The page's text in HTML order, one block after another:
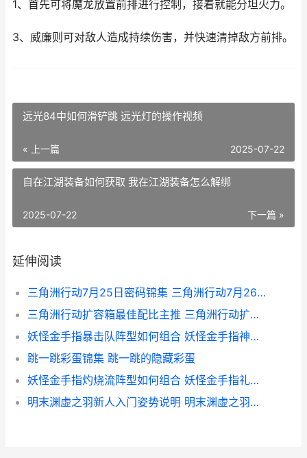
1、首先可将魔龙放置前排进行控制，接着就能分坦火力。
3、威廉则可对敌人造成持续伤害，并快速清掉敌方前排。
远光84中如何滑铲跳 远光灯的操作视频
« 上一篇 2025-07-22
自在江湖装备如何获取 我在江湖装备怎么解绑
下一篇 »
2025-07-22
延伸阅读
三角洲行动7月25日密码锦集 三角洲行动7月26日官方通知
三角洲行动扩容箱最佳配比主推 三角洲行动扩容箱
妖怪金手指暴击队阵型如何组合 妖怪金手指神兽激活码
跳一跳彩蛋锦集 跳一跳的隐藏彩蛋
妖怪金手指灼烧流阵型如何组合 妖怪金手指礼包兑换码在哪里
明末渊虚之羽新人入门姿势说明 明末渊虚之羽新娘是谁